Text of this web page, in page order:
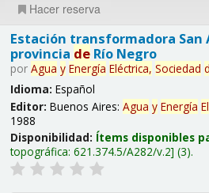
Hacer reserva
Estación transformadora San
provincia deRío Negro
por Agua y Energía Eléctrica, Sociedad
Idioma: Español
Editor: Buenos Aires: Agua y Energía
1988
Disponibilidad: Ítems disponibles
topográfica: 621.374.5/A282/v.2 (3).